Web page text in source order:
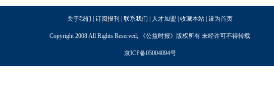
关于我们 | 订阅报刊 | 联系我们 | 人才加盟 | 收藏本站 | 设为首页
Copyright 2008 All Rights Reserved; 《公益时报》版权所有 未经许可不得转载
京ICP备05004094号